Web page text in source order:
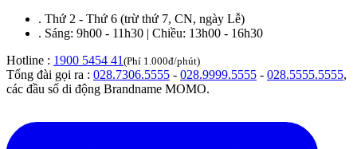
. Thứ 2 - Thứ 6 (trừ thứ 7, CN, ngày Lễ)
. Sáng: 9h00 - 11h30 | Chiều: 13h00 - 16h30
Hotline : 1900 5454 41(Phí 1.000đ/phút)
Tổng đài gọi ra : 028.7306.5555 - 028.9999.5555 - 028.5555.5555,
các đầu số di động Brandname MOMO.